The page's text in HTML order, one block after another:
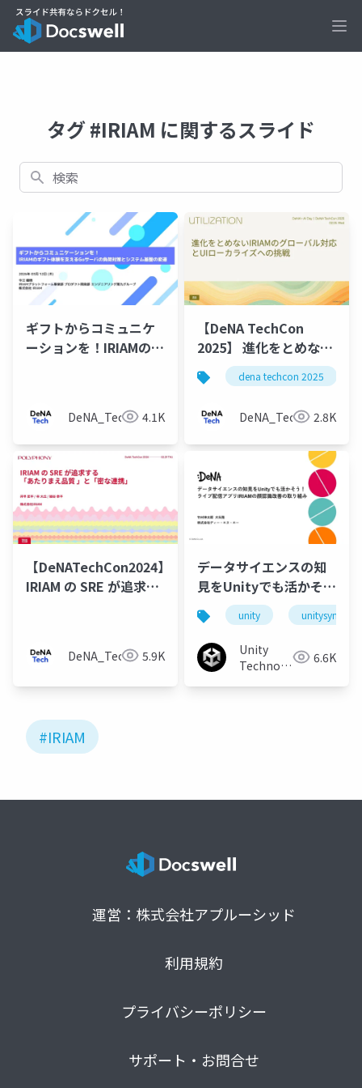
タグ #IRIAM に関するスライド
検索
ギフトからコミュニケ
ーションを！IRIAMのギ
DeNA_Tech 4.1K
【DeNA TechCon
2025】 進化をとめない
IRIAMのグローバル対応
とUIローカライズへの
dena techcon 2025
DeNA_Tech 2.8K
【DeNATechCon2024】
IRIAM の SRE が追求す
DeNA_Tech 5.9K
データサイエンスの知
見をUnityでも活かそ
う！ライブ配信アプリ
IRIAMの顔認識改善の取
り組み
unity unitysync
Unity
Technologies 6.6K
#IRIAM
運営：株式会社アプルーシッド
利用規約
プライバシーポリシー
サポート・お問合せ